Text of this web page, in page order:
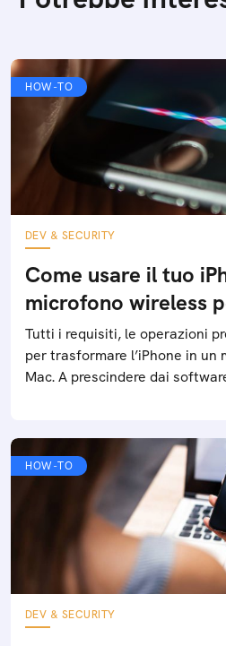
HOW-TO
DEV & SECURITY
Come usare il tuo
microfono wireless
Tutti i requisiti, le operazioni
per trasformare l’iPhone in un
Mac. A prescindere dai
HOW-TO
DEV & SECURITY